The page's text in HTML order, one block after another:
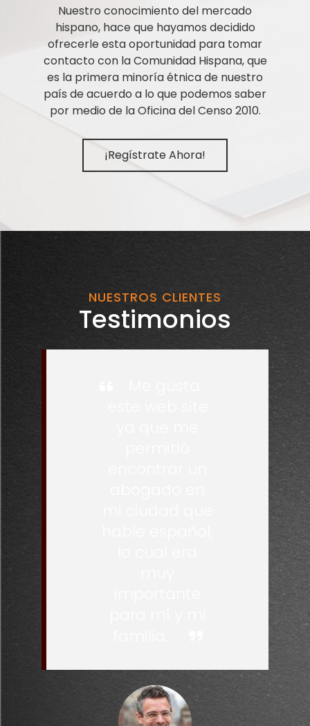
Nuestro conocimiento del mercado
hispano, hace que hayamos decidido
ofrecerle esta oportunidad para tomar
contacto con la Comunidad Hispana, que
es la primera minoría étnica de nuestro
país de acuerdo a lo que podemos saber
por medio de la Oficina del Censo 2010.
¡Regístrate Ahora!
NUESTROS CLIENTES
Testimonios